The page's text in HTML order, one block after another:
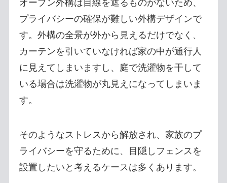
オープン外構は目線を遮るものがないため、
プライバシーの確保が難しい外構デザインで
す。外構の全景が外から見えるだけでなく、
カーテンを引いていなければ家の中が通行人
に見えてしまいますし、庭で洗濯物を干して
いる場合は洗濯物が丸見えになってしまいま
す。
そのようなストレスから解放され、家族のプ
ライバシーを守るために、目隠しフェンスを
設置したいと考えるケースは多くあります。